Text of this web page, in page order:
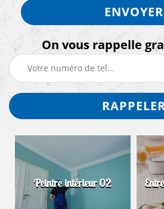
On vous rappelle
Peintre intérieur 02